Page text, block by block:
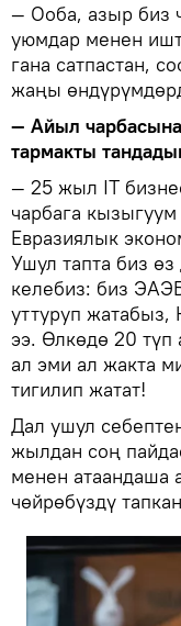
— Ооба, азыр биз
уюмдар менен
гана сатпастан,
жаңы
— Айыл
тармакты
— 25 жыл IT
чарбага
Евразиялык
Ушул тапта биз
келебиз: биз
уттуруп жатабыз,
ээ. Өлкөдө 20 түп
ал эми ал жакта
тигилип жатат!
Дал ушул
жылдан соң
менен атаандаша
чөйрөбүздү